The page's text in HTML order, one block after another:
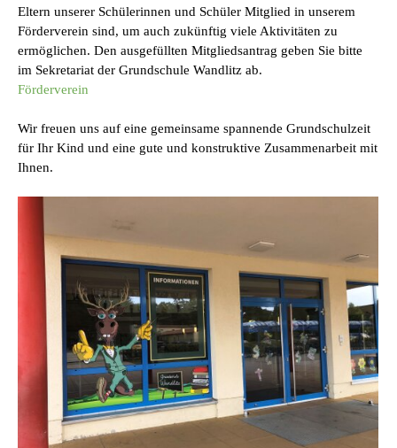
Eltern unserer Schülerinnen und Schüler Mitglied in unserem
Förderverein sind, um auch zukünftig viele Aktivitäten zu
ermöglichen. Den ausgefüllten Mitgliedsantrag geben Sie bitte
im Sekretariat der Grundschule Wandlitz ab.
Förderverein
Wir freuen uns auf eine gemeinsame spannende Grundschulzeit
für Ihr Kind und eine gute und konstruktive Zusammenarbeit mit
Ihnen.